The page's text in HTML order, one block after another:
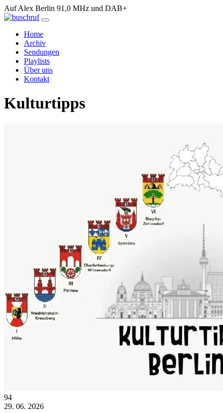
Auf Alex Berlin 91,0 MHz und DAB+
Home
Archiv
Sendungen
Playlists
Über uns
Kontakt
Kulturtipps
94
29. 06. 2026